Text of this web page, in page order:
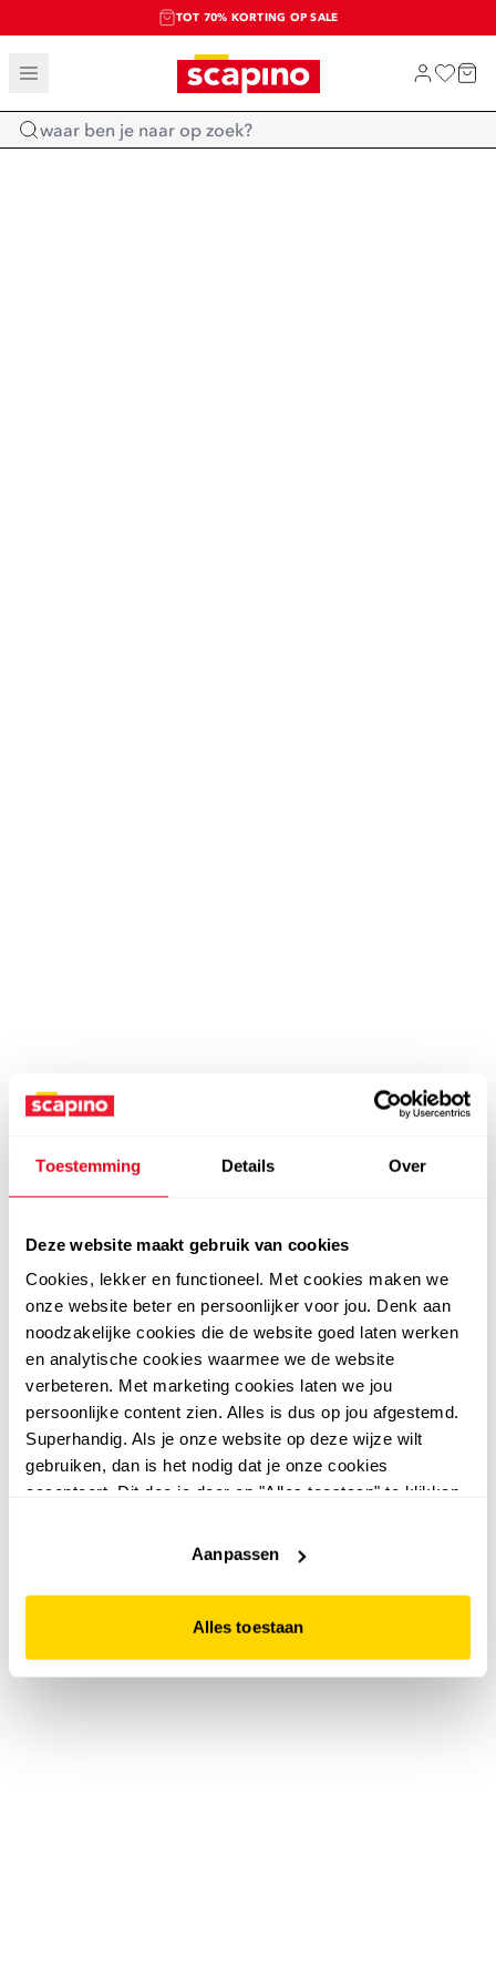
Toestemming Details Over
Deze website maakt gebruik van cookies
Cookies, lekker en functioneel. Met cookies maken we
onze website beter en persoonlijker voor jou. Denk aan
noodzakelijke cookies die de website goed laten werken
en analytische cookies waarmee we de website
verbeteren. Met marketing cookies laten we jou
persoonlijke content zien. Alles is dus op jou afgestemd.
Superhandig. Als je onze website op deze wijze wilt
gebruiken, dan is het nodig dat je onze cookies
accepteert. Dit doe je door op "Alles toestaan" te klikken.
website niet optimaal functioneert.
Aanpassen
Alles toestaan
TOT 70% KORTING OP SALE
SALE: LAATSTE KANS!
SHOP NIEUW
Home